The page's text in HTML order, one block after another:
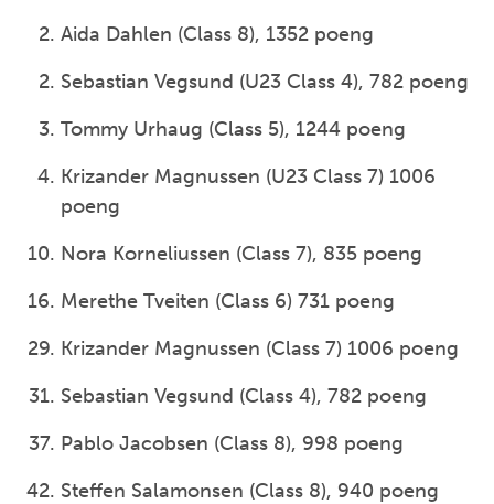
Aida Dahlen (Class 8), 1352 poeng
Sebastian Vegsund (U23 Class 4), 782 poeng
Tommy Urhaug (Class 5), 1244 poeng
Krizander Magnussen (U23 Class 7) 1006
poeng
Nora Korneliussen (Class 7), 835 poeng
Merethe Tveiten (Class 6) 731 poeng
Krizander Magnussen (Class 7) 1006 poeng
Sebastian Vegsund (Class 4), 782 poeng
Pablo Jacobsen (Class 8), 998 poeng
Steffen Salamonsen (Class 8), 940 poeng